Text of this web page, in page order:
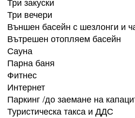
Три вечери
Външен басейн с шезлонги и
Вътрешен отопляем басейн
Сауна
Парна баня
Фитнес
Интернет
Паркинг /до заемане на
Туристическа такса и ДДС​